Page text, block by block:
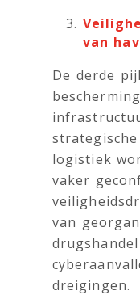
van
De derde
logistiek
vaker
van
dreigingen.